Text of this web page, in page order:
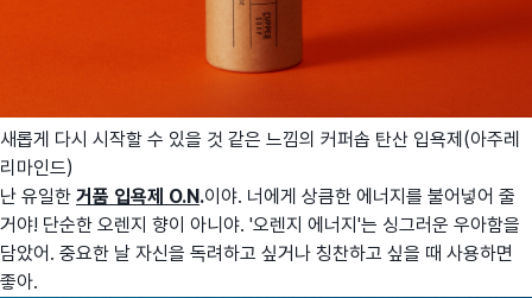
새롭게 다시 시작할 수 있을 것 같은 느낌의 커퍼솝 탄산 입욕제(아주레
리마인드)
난 유일한 거품 입욕제 O.N .이야. 너에게 상큼한 에너지를 불어넣어 줄
거야! 단순한 오렌지 향이 아니야. '오렌지 에너지'는 싱그러운 우아함을
담았어. 중요한 날 자신을 독려하고 싶거나 칭찬하고 싶을 때 사용하면
좋아.